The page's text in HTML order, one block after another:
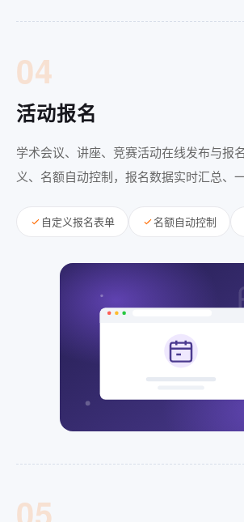
04
活动报名
学术会议、讲座、竞赛活动在线发布与报
义、名额自动控制，报名数据实时汇总、一
自定义报名表单 名额自动控制
05